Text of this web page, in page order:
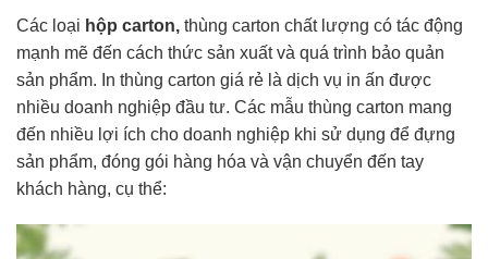
Các loại hộp carton, thùng carton chất lượng có tác động
mạnh mẽ đến cách thức sản xuất và quá trình bảo quản
sản phẩm. In thùng carton giá rẻ là dịch vụ in ấn được
nhiều doanh nghiệp đầu tư. Các mẫu thùng carton mang
đến nhiều lợi ích cho doanh nghiệp khi sử dụng để đựng
sản phẩm, đóng gói hàng hóa và vận chuyển đến tay
khách hàng, cụ thể: